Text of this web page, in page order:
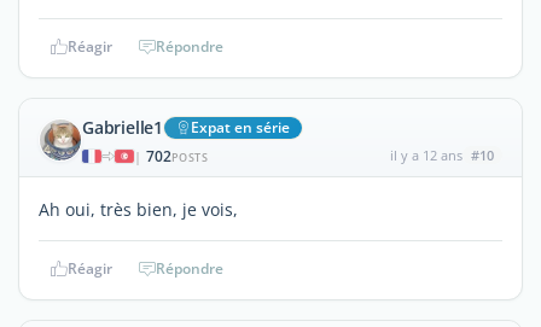
Réagir Répondre
Gabrielle1 Expat en série
| 702POSTS il y a 12 ans #10
Ah oui, très bien, je vois,
Réagir Répondre